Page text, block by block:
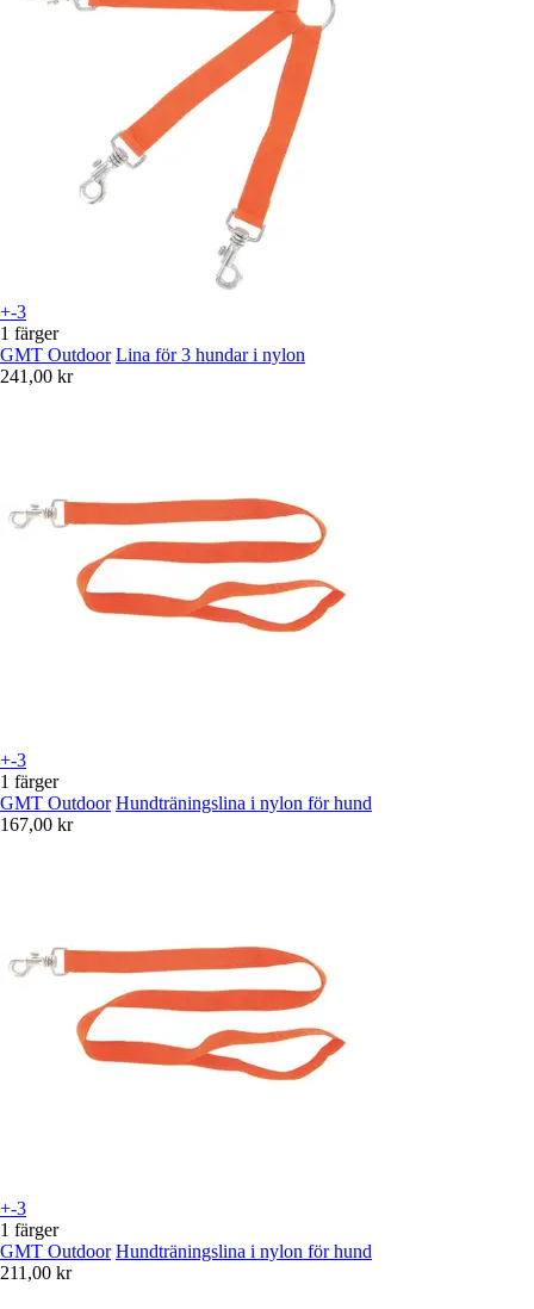
+-3
1 färger
GMT Outdoor Lina för 3 hundar i nylon
241,00 kr
+-3
1 färger
GMT Outdoor Hundträningslina i nylon för hund
167,00 kr
+-3
1 färger
GMT Outdoor Hundträningslina i nylon för hund
211,00 kr